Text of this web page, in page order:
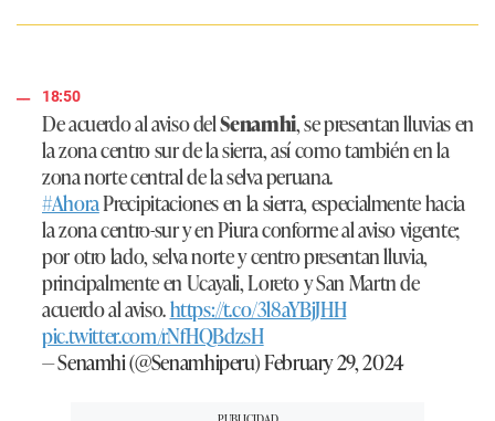
18:50
De acuerdo al aviso delSenamhi, se presentan lluvias en
la zona centro sur de la sierra, así como también en la
zona norte central de la selva peruana.
#AhoraPrecipitaciones en la sierra, especialmente hacia
la zona centro-sur y en Piura conforme al aviso vigente;
por otro lado, selva norte y centro presentan lluvia,
principalmente en Ucayali, Loreto y San Martn de
acuerdo al aviso.https://t.co/3l8aYBjJHH
pic.twitter.com/rNfHQBdzsH
— Senamhi (@Senamhiperu)February 29, 2024